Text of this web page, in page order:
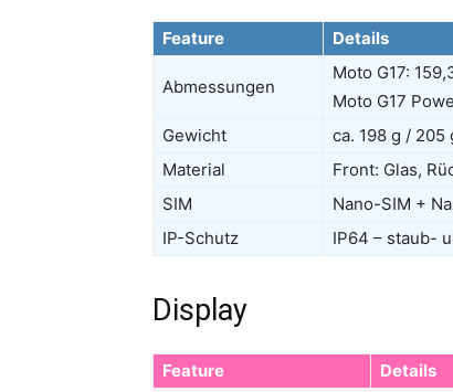
Feature Details
Abmessungen
Moto G17:
Moto G17
Gewicht
ca. 198 g / 205
Material
Front: Glas,
SIM
Nano-SIM +
IP-Schutz
IP64 – staub-
Display
Feature
Details